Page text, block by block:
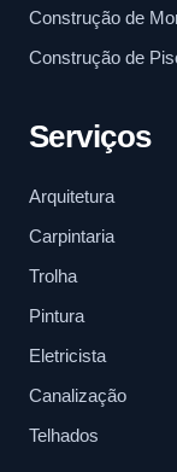
Construção de
Construção de
Serviços
Arquitetura
Carpintaria
Trolha
Pintura
Eletricista
Canalização
Telhados